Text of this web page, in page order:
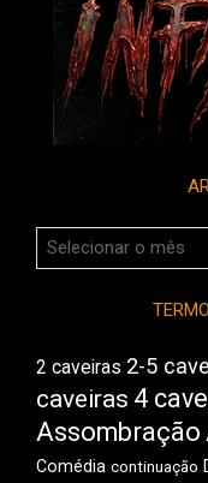
Arquivos
do
2 caveiras 2-5
caveiras 4
Assombração
Comédia continuação